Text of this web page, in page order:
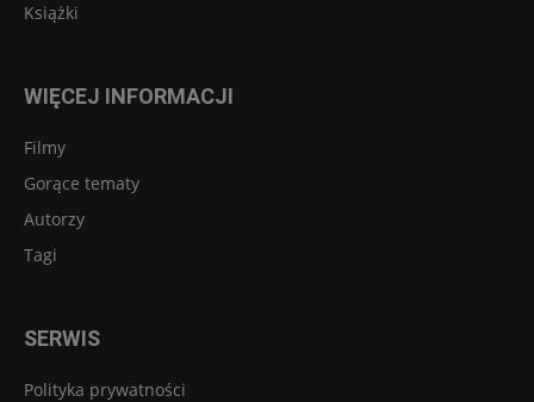
Książki
WIĘCEJ INFORMACJI
Filmy
Gorące tematy
Autorzy
Tagi
SERWIS
Polityka prywatności